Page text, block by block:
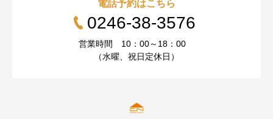
電話予約はこちら
0246-38-3576
営業時間 10：00～18：00
（水曜、祝日定休日）